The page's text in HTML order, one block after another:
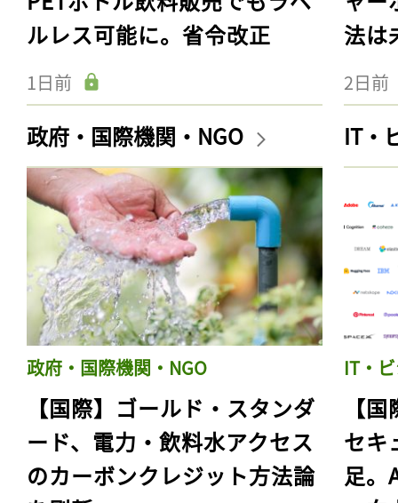
ルレス可能に。省令改正
1日前
法は
2日前
政府・国際機関・NGO
政府・国際機関・NGO
【国際】ゴールド・スタンダ
ード、電力・飲料水アクセス
のカーボンクレジット方法論
IT・
IT・
【
セキ
足。